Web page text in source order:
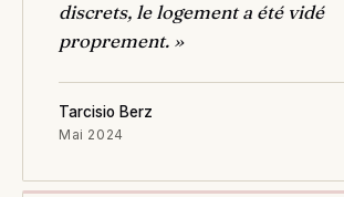
discrets, le logement a été vidé
proprement. »
Tarcisio Berz
Mai 2024